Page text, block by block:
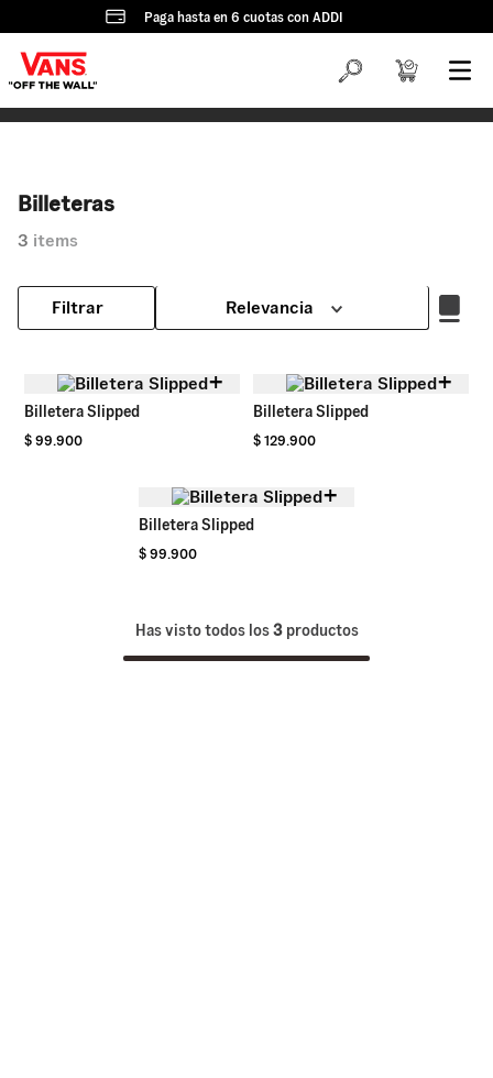
Paga hasta en 6 cuotas con ADDI
Billeteras
3
Filtrar Relevancia
+
Billetera Slipped
$ 99.900
+
Billetera Slipped
$ 129.900
+
Billetera Slipped
$ 99.900
Has visto todos los3productos